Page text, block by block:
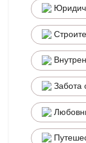
Забота